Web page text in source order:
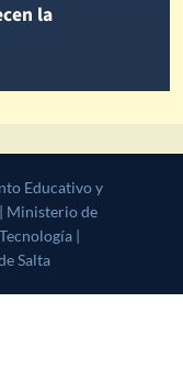
la
y Desarrollo
Cultura, Ciencia y
|CoverNews